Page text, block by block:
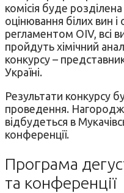
комісія буде
оцінювання білих вин
регламентом OIV, всі
пройдуть хімічний
конкурсу –
Україні.
Результати конкурсу
проведення.
відбудеться в
конференції.
Програма
та конференції